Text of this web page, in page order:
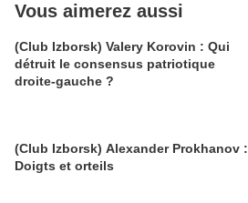
Vous aimerez aussi
(Club Izborsk) Valery Korovin : Qui
détruit le consensus patriotique
droite-gauche ?
(Club Izborsk) Alexander Prokhanov :
Doigts et orteils